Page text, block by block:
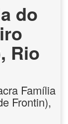
do
Rio
Família
Frontin),